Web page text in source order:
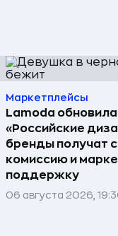
Маркетплейсы
Lamoda
«Российские
бренды получат
комиссию и
поддержку
06 августа 2026,